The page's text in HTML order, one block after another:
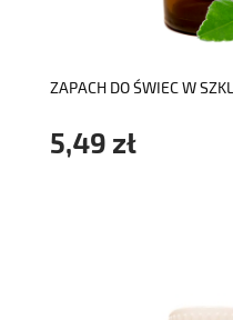
ZAPACH DO ŚWIEC W
5,49 zł